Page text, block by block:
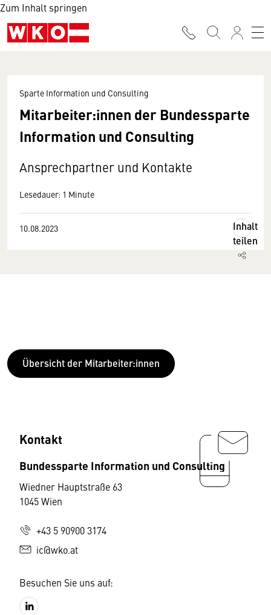
Zum Inhalt springen
Sparte Information und Consulting
Mitarbeiter:innen der Bundessparte
Information und Consulting
Ansprechpartner und Kontakte
Lesedauer: 1 Minute
10.08.2023
Inhalt
teilen
Übersicht der Mitarbeiter:innen
Kontakt
Bundessparte Information und Consulting
Wiedner Hauptstraße 63
1045 Wien
+43 5 90900 3174
ic@wko.at
Besuchen Sie uns auf: